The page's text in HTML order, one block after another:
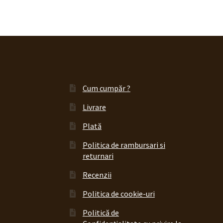
Cum cumpăr ?
Livrare
Plată
Politica de rambursari si
returnari
Recenzii
Politica de cookie-uri
Politică de